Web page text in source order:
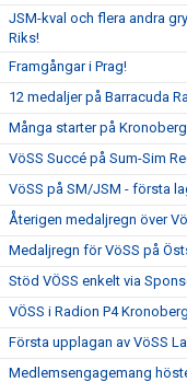
JSM-kval och flera andra
Riks!
Framgångar i Prag!
12 medaljer på Barracuda
Många starter på
VöSS Succé på Sum-Sim
VöSS på SM/JSM - första
Återigen medaljregn över
Medaljregn för VöSS på
Stöd VÖSS enkelt via
VÖSS i Radion P4 Kronoberg
Första upplagan av VöSS
Medlemsengagemang